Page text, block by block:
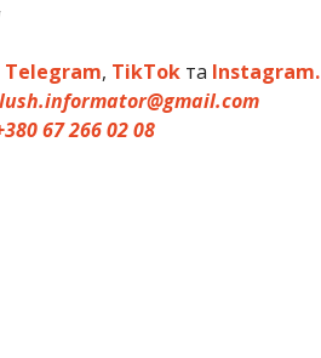
Telegram, TikTok та Instagram.
67 266 02 08